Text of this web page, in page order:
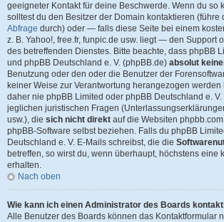
geeigneter Kontakt für deine Beschwerde. Wenn du so
solltest du den Besitzer der Domain kontaktieren (führe
Abfrage durch) oder — falls diese Seite bei einem
z. B. Yahoo!, free.fr, funpic.de usw. liegt — den Support
des betreffenden Dienstes. Bitte beachte, dass phpBB
und phpBB Deutschland e. V. (phpBB.de) absolut
Benutzung oder den oder die Benutzer der
keiner Weise zur Verantwortung herangezogen
daher nie phpBB Limited oder phpBB Deutschland e.
jeglichen juristischen Fragen
usw.), die sich nicht direkt auf die Websiten
phpBB-Software selbst beziehen. Falls du phpBB
Deutschland e. V. E-Mails schreibst, die die
betreffen, so wirst du, wenn überhaupt, höchstens eine
erhalten.
Nach oben
Wie kann ich einen Administrator des Boards
Alle Benutzer des Boards können das Kontaktformular